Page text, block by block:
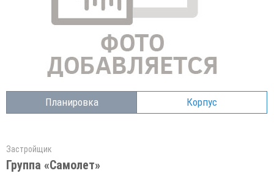
Планировка Корпус
Застройщик
Группа «Самолет»